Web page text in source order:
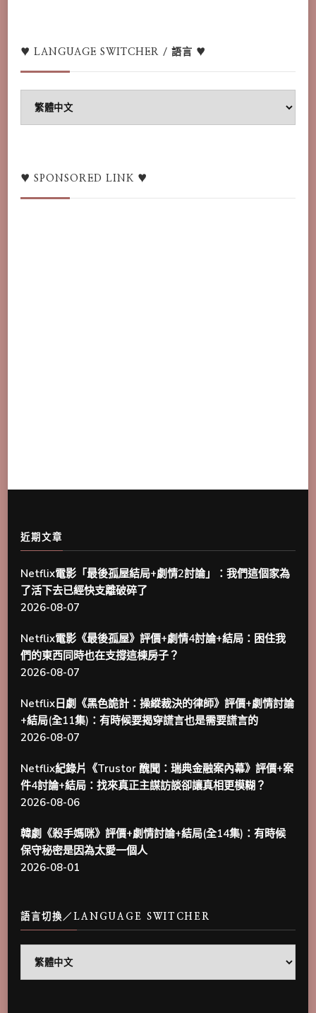
♥ LANGUAGE SWITCHER / 語言 ♥
語
言
♥ SPONSORED LINK ♥
近期文章
Netflix電影「最後孤屋結局+劇情2討論」：我們這個家為
了活下去已經快支離破碎了
2026-08-07
Netflix電影《最後孤屋》評價+劇情4討論+結局：困住我
們的東西同時也在支撐這棟房子？
2026-08-07
Netflix日劇《黑色詭計：操縱裁決的律師》評價+劇情討論
+結局(全11集)：有時候要揭穿謊言也是需要謊言的
2026-08-07
Netflix紀錄片《Trustor 醜聞：瑞典金融案內幕》評價+案
件4討論+結局：找來真正主謀訪談卻讓真相更模糊？
2026-08-06
韓劇《殺手媽咪》評價+劇情討論+結局(全14集)：有時候
保守秘密是因為太愛一個人
2026-08-01
語言切換／LANGUAGE SWITCHER